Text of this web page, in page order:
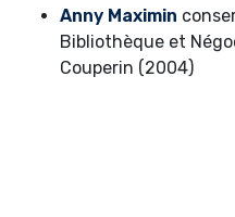
Anny Maximin
Bibliothèque et
Couperin (2004)